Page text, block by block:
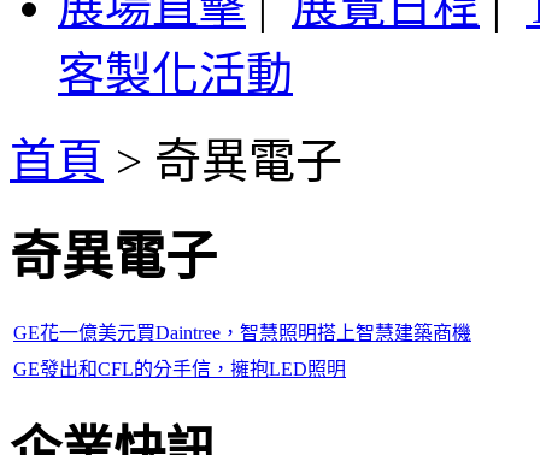
客製化活動
首頁 > 奇異電子
奇異電子
GE花一億美元買Daintree，智慧照明搭上智慧建築商機
GE發出和CFL的分手信，擁抱LED照明